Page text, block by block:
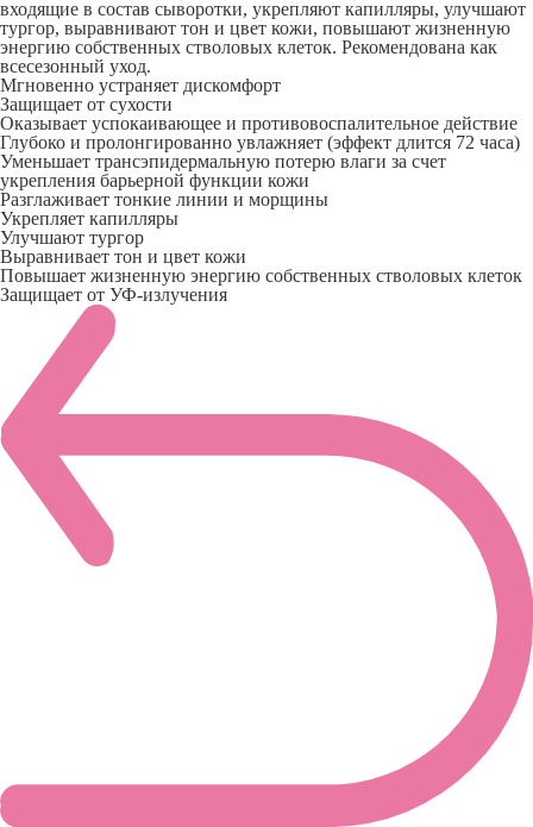
входящие в состав сыворотки, укрепляют капилляры, улучшают
тургор, выравнивают тон и цвет кожи, повышают жизненную
энергию собственных стволовых клеток. Рекомендована как
всесезонный уход.
Мгновенно устраняет дискомфорт
Защищает от сухости
Оказывает успокаивающее и противовоспалительное действие
Глубоко и пролонгированно увлажняет (эффект длится 72 часа)
Уменьшает трансэпидермальную потерю влаги за счет
укрепления барьерной функции кожи
Разглаживает тонкие линии и морщины
Укрепляет капилляры
Улучшают тургор
Выравнивает тон и цвет кожи
Повышает жизненную энергию собственных стволовых клеток
Защищает от УФ-излучения